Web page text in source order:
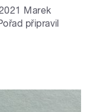
Marek
připravil